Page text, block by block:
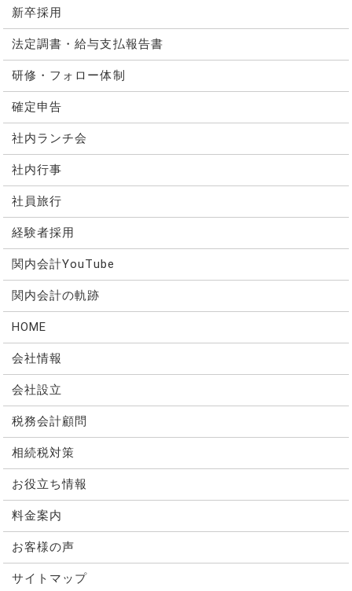
新卒採用
法定調書・給与支払報告書
研修・フォロー体制
確定申告
社内ランチ会
社内行事
社員旅行
経験者採用
関内会計YouTube
関内会計の軌跡
HOME
会社情報
会社設立
税務会計顧問
相続税対策
お役立ち情報
料金案内
お客様の声
サイトマップ